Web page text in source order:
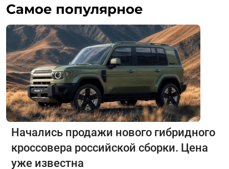
Самое популярное
Начались продажи нового гибридного
кроссовера российской сборки. Цена
уже известна